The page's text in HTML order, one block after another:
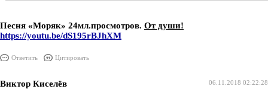
Песня «Моряк» 24мл.просмотров. От души!
https://youtu.be/dS195rBJhXM
Ответить Цитировать
06.11.2018 02:22:28
Виктор Киселёв